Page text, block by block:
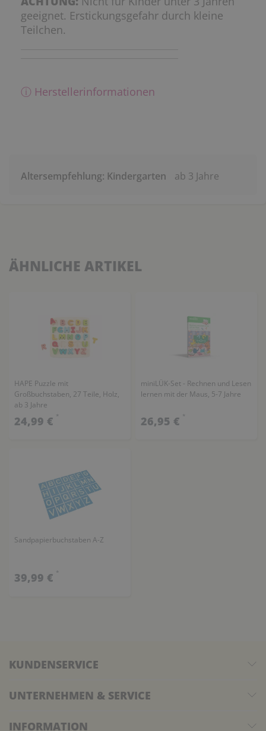
geeignet. Erstickungsgefahr durch kleine
Teilchen.
ⓘ Herstellerinformationen
Altersempfehlung: Kindergarten ab 3 Jahre
ÄHNLICHE ARTIKEL
HAPE Puzzle mit
Großbuchstaben, 27 Teile, Holz,
ab 3 Jahre
24,99 € *
miniLÜK-Set - Rechnen und Lesen
lernen mit der Maus, 5-7 Jahre
26,95 € *
Sandpapierbuchstaben A-Z
39,99 € *
KUNDENSERVICE
UNTERNEHMEN & SERVICE
INFORMATION